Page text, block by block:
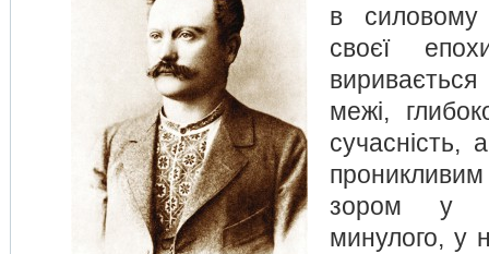
в силовому
своєї
межі,
сучасність,
зором у
минулого, у